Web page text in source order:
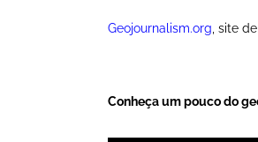
Geojournalism.org , site
Conheça um pouco do